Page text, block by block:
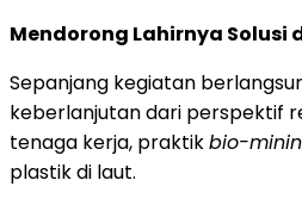
Mendorong Lahirnya Solusi
Sepanjang kegiatan
keberlanjutan dari perspektif
tenaga kerja, praktikbio-
plastik di laut.